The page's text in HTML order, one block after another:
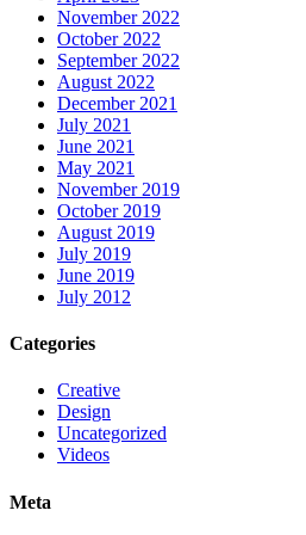
November 2022
October 2022
September 2022
August 2022
December 2021
July 2021
June 2021
May 2021
November 2019
October 2019
August 2019
July 2019
June 2019
July 2012
Categories
Creative
Design
Uncategorized
Videos
Meta